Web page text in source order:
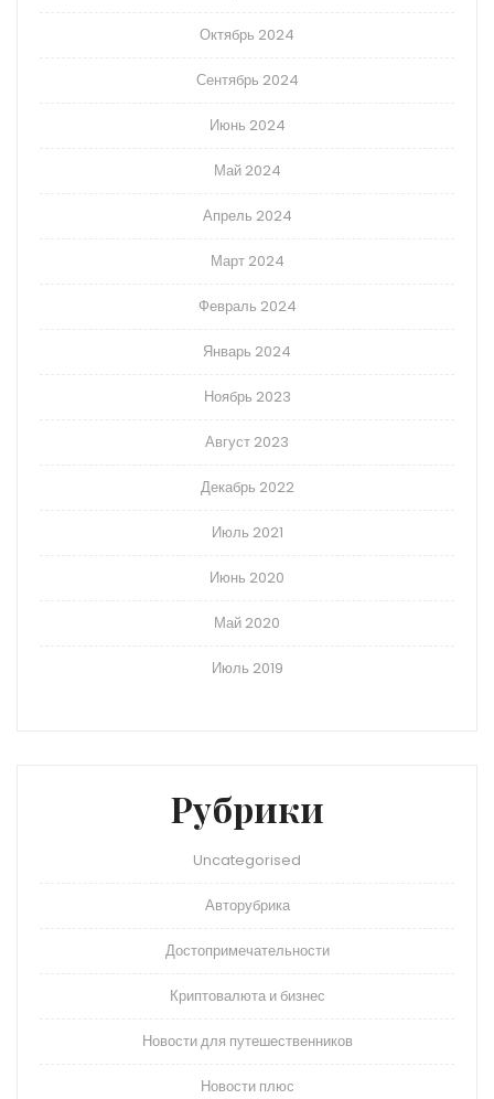
Октябрь 2024
Сентябрь 2024
Июнь 2024
Май 2024
Апрель 2024
Март 2024
Февраль 2024
Январь 2024
Ноябрь 2023
Август 2023
Декабрь 2022
Июль 2021
Июнь 2020
Май 2020
Июль 2019
Рубрики
Uncategorised
Авторубрика
Достопримечательности
Криптовалюта и бизнес
Новости для путешественников
Новости плюс